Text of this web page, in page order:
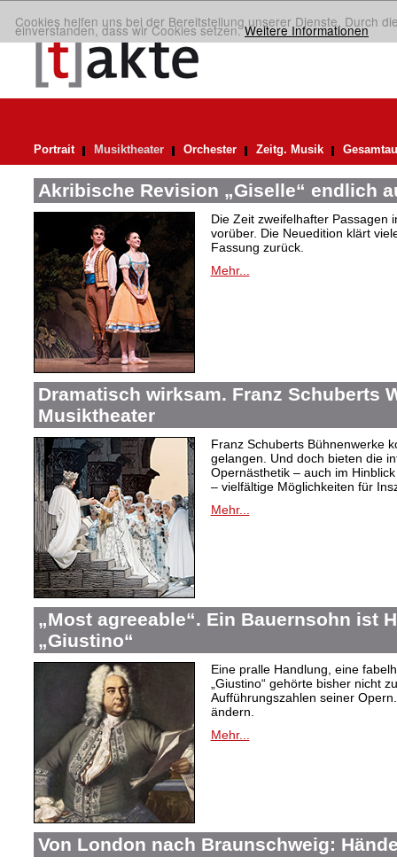
Cookies helfen uns bei der Bereitstellung unserer Dienste. Durch
einverstanden, dass wir Cookies setzen.Weitere Informationen
Portrait Musiktheater Orchester Zeitg. Musik
Akribische Revision „Giselle“ endlich
Die Zeit zweifelhafter Passagen
vorüber. Die Neuedition klärt
Fassung zurück.
Mehr...
Dramatisch wirksam. Franz Schuberts
Musiktheater
Franz Schuberts Bühnenwerke
gelangen. Und doch bieten die
Opernästhetik – auch im
– vielfältige Möglichkeiten für
Mehr...
„Most agreeable“. Ein Bauernsohn ist
„Giustino“
Eine pralle Handlung, eine
„Giustino“ gehörte bisher nicht
Aufführungszahlen seiner
ändern.
Mehr...
Von London nach Braunschweig: